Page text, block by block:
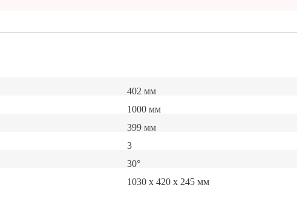
402 мм
1000 мм
399 мм
3
30°
1030 х 420 х 245 мм